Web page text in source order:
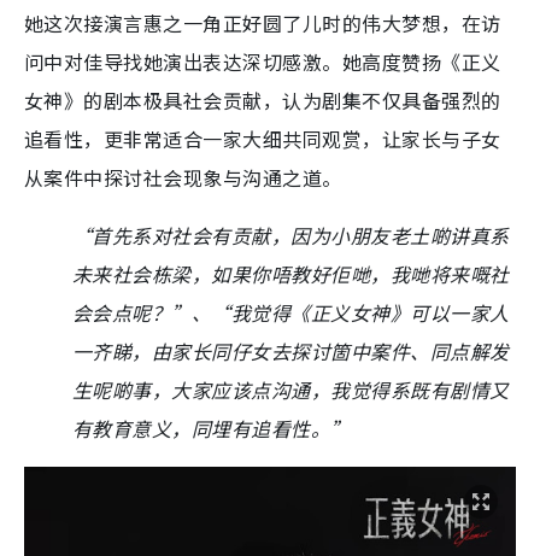
她这次接演言惠之一角正好圆了儿时的伟大梦想，在访
问中对佳导找她演出表达深切感激。她高度赞扬《正义
女神》的剧本极具社会贡献，认为剧集不仅具备强烈的
追看性，更非常适合一家大细共同观赏，让家长与子女
从案件中探讨社会现象与沟通之道。
“首先系对社会有贡献，因为小朋友老土啲讲真系
未来社会栋梁，如果你唔教好佢哋，我哋将来嘅社
会会点呢？”、“我觉得《正义女神》可以一家人
一齐睇，由家长同仔女去探讨箇中案件、同点解发
生呢啲事，大家应该点沟通，我觉得系既有剧情又
有教育意义，同埋有追看性。”